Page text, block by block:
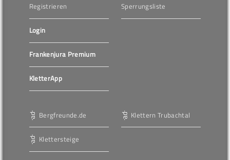
Registrieren
Login
Frankenjura Premium
KletterApp
Sperrungsliste
Bergfreunde.de
Klettersteige
Klettern Trubachtal